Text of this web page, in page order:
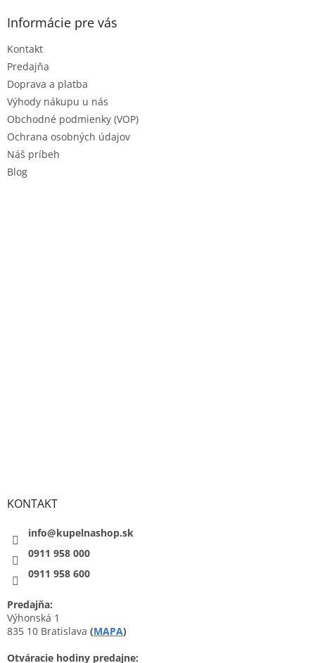
Informácie pre vás
Kontakt
Predajňa
Doprava a platba
Výhody nákupu u nás
Obchodné podmienky (VOP)
Ochrana osobných údajov
Náš príbeh
Blog
KONTAKT
info@kupelnashop.sk
0911 958 000
0911 958 600
Predajňa:
Výhonská 1
835 10 Bratislava (MAPA)
Otváracie hodiny predajne: